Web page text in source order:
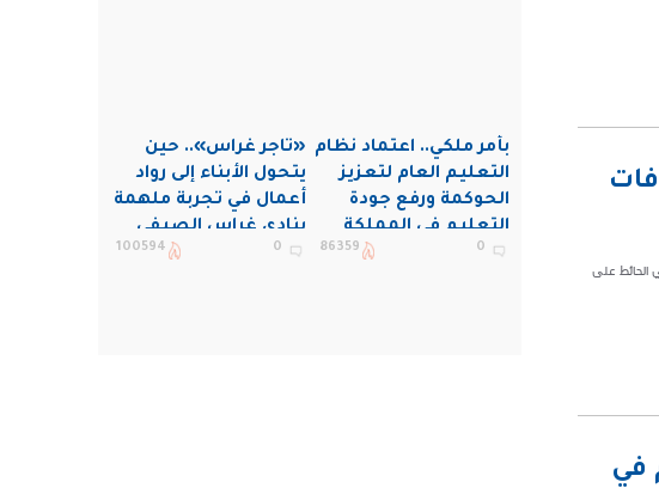
الحائط على
في
بأمر ملكي.. اعتماد نظام
التعليم العام لتعزيز
الحوكمة ورفع جودة
التعليم في المملكة
0
86359
«تاجر غراس».. حين
يتحول الأبناء إلى رواد
أعمال في تجربة ملهمة
بنادي غراس الصيفي
بالجبيل
0
100594